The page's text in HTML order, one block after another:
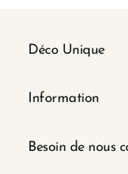
Déco Unique
Information
Besoin de nous